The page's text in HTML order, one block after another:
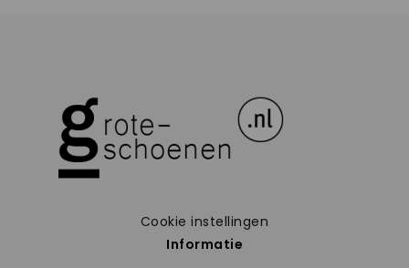
Cookie instellingen
Informatie